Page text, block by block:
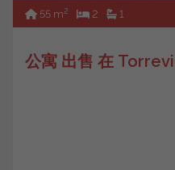
55 m2 2 1
公寓 出售 在